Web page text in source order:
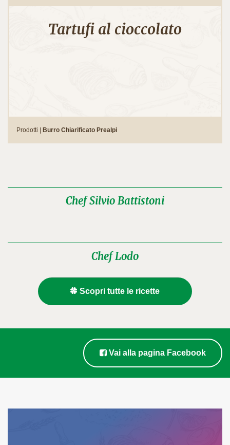
Tartufi al cioccolato
Prodotti | Burro Chiarificato Prealpi
Chef Silvio Battistoni
Chef Lodo
Scopri tutte le ricette
Vai alla pagina Facebook